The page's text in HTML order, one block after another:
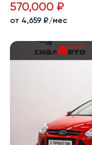
570,000 ₽
от 4,659 ₽/мес